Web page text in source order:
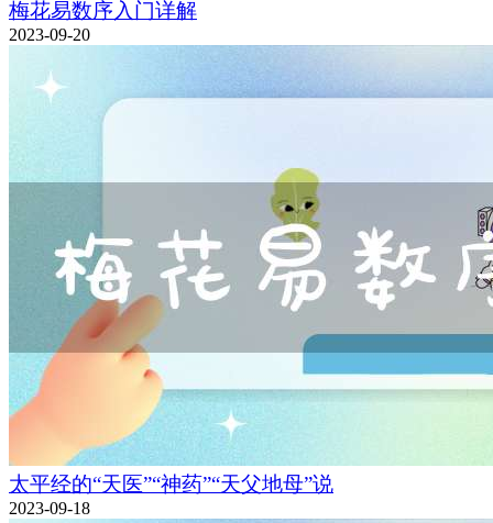
梅花易数序入门详解
2023-09-20
太平经的“天医”“神药”“天父地母”说
2023-09-18